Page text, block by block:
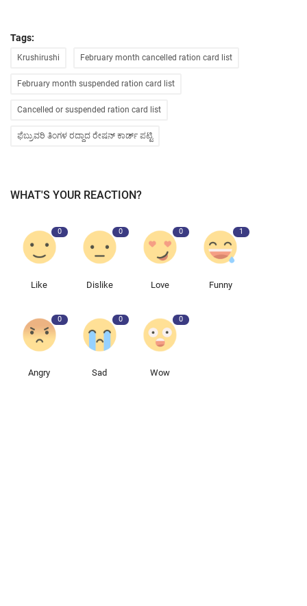
Tags:
Krushirushi February month cancelled ration card list
February month suspended ration card list
Cancelled or suspended ration card list
ಫೆಬ್ರುವರಿ ತಿಂಗಳ ರದ್ದಾದ ರೇಷನ್ ಕಾರ್ಡ್ ಪಟ್ಟಿ
WHAT'S YOUR REACTION?
0
Like
0
Dislike
0
Love
1
Funny
0
Angry
0
Sad
0
Wow